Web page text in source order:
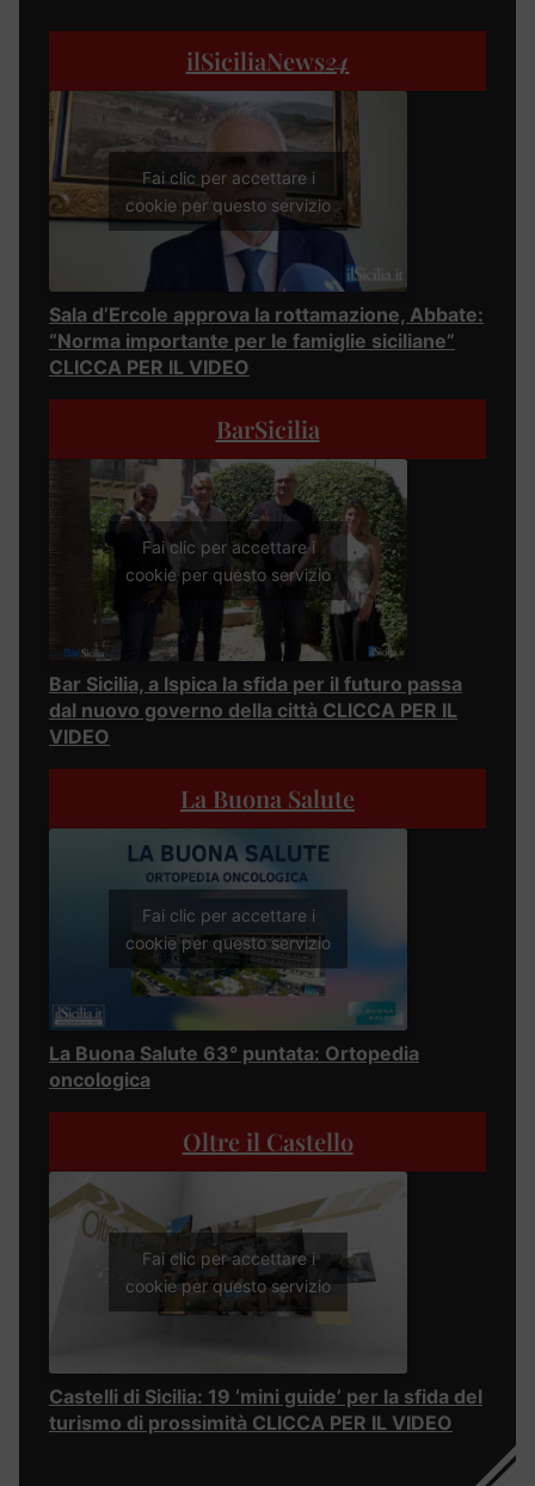
ilSiciliaNews24
Fai clic per accettare i
cookie per questo servizio
Sala d’Ercole approva la rottamazione, Abbate:
“Norma importante per le famiglie siciliane”
CLICCA PER IL VIDEO
BarSicilia
Fai clic per accettare i
cookie per questo servizio
Bar Sicilia, a Ispica la sfida per il futuro passa
dal nuovo governo della città CLICCA PER IL
VIDEO
La Buona Salute
Fai clic per accettare i
cookie per questo servizio
La Buona Salute 63° puntata: Ortopedia
oncologica
Oltre il Castello
Fai clic per accettare i
cookie per questo servizio
Castelli di Sicilia: 19 ‘mini guide’ per la sfida del
turismo di prossimità CLICCA PER IL VIDEO